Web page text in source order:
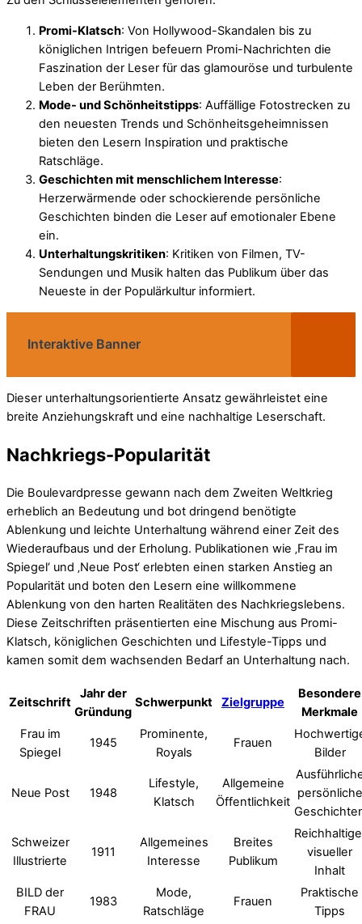
Promi-Klatsch: Von Hollywood-Skandalen bis zu
königlichen Intrigen befeuern Promi-Nachrichten die
Faszination der Leser für das glamouröse und turbulente
Leben der Berühmten.
Mode- und Schönheitstipps: Auffällige Fotostrecken zu
den neuesten Trends und Schönheitsgeheimnissen
bieten den Lesern Inspiration und praktische
Ratschläge.
Geschichten mit menschlichem Interesse:
Herzerwärmende oder schockierende persönliche
Geschichten binden die Leser auf emotionaler Ebene
ein.
Unterhaltungskritiken: Kritiken von Filmen, TV-
Sendungen und Musik halten das Publikum über das
Neueste in der Populärkultur informiert.
Interaktive Banner
Dieser unterhaltungsorientierte Ansatz gewährleistet eine
breite Anziehungskraft und eine nachhaltige Leserschaft.
Nachkriegs-Popularität
Die Boulevardpresse gewann nach dem Zweiten Weltkrieg
erheblich an Bedeutung und bot dringend benötigte
Ablenkung und leichte Unterhaltung während einer Zeit des
Wiederaufbaus und der Erholung. Publikationen wie ‚Frau im
Spiegel‘ und ‚Neue Post‘ erlebten einen starken Anstieg an
Popularität und boten den Lesern eine willkommene
Ablenkung von den harten Realitäten des Nachkriegslebens.
Diese Zeitschriften präsentierten eine Mischung aus Promi-
Klatsch, königlichen Geschichten und Lifestyle-Tipps und
kamen somit dem wachsenden Bedarf an Unterhaltung nach.
Zeitschrift
Jahr der
Gründung
Schwerpunkt Zielgruppe
Besondere
Merkmale
Frau im
Spiegel
1945
Prominente,
Royals
Frauen
Bilder
Neue Post 1948
Lifestyle,
Klatsch
Allgemeine
Öffentlichkeit
persönliche
Schweizer
Illustrierte
1911
Allgemeines
Interesse
Breites
Publikum
visueller
Inhalt
BILD der
FRAU
1983
Mode,
Ratschläge
Frauen
Praktische
Tipps